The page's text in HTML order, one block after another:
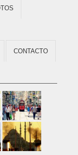
CONTACTO